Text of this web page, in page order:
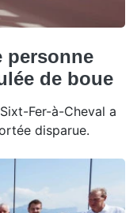
personne
de boue
Fer-à-Cheval a
disparue.